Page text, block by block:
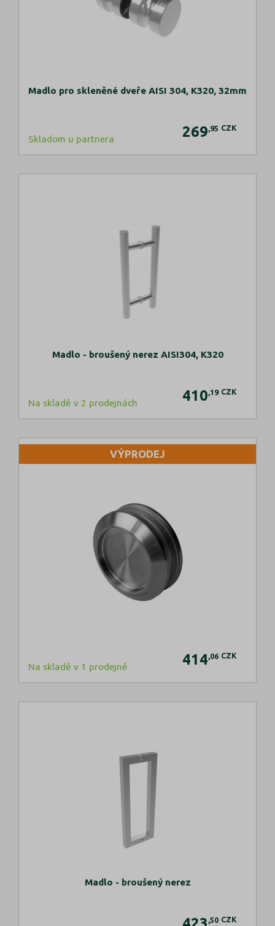
Madlo pro skleněné dveře AISI 304, K320, 32mm
Skladom u partnera 269 ,95 CZK
Madlo - broušený nerez AISI304, K320
Na skladě v 2 prodejnách 410 ,19 CZK
VÝPRODEJ
Na skladě v 1 prodejně 414 ,06 CZK
Madlo - broušený nerez
,50 CZK